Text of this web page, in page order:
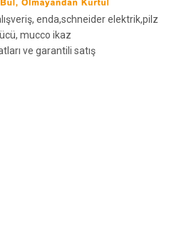
enda,schneider elektrik,pilz
mucco ikaz
ve garantili satış